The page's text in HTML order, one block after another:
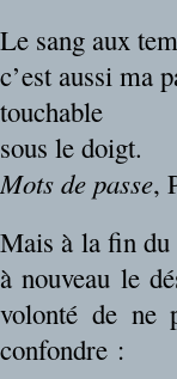
Le sang aux
c’est aussi ma
touchable
sous le doigt.
Mots de passe,
Mais à la fin du
à nouveau le
volonté de ne
confondre :